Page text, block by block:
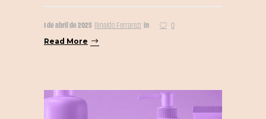
1 de abril de 2025 Rinaldo Ferrarezi in
0
Read More